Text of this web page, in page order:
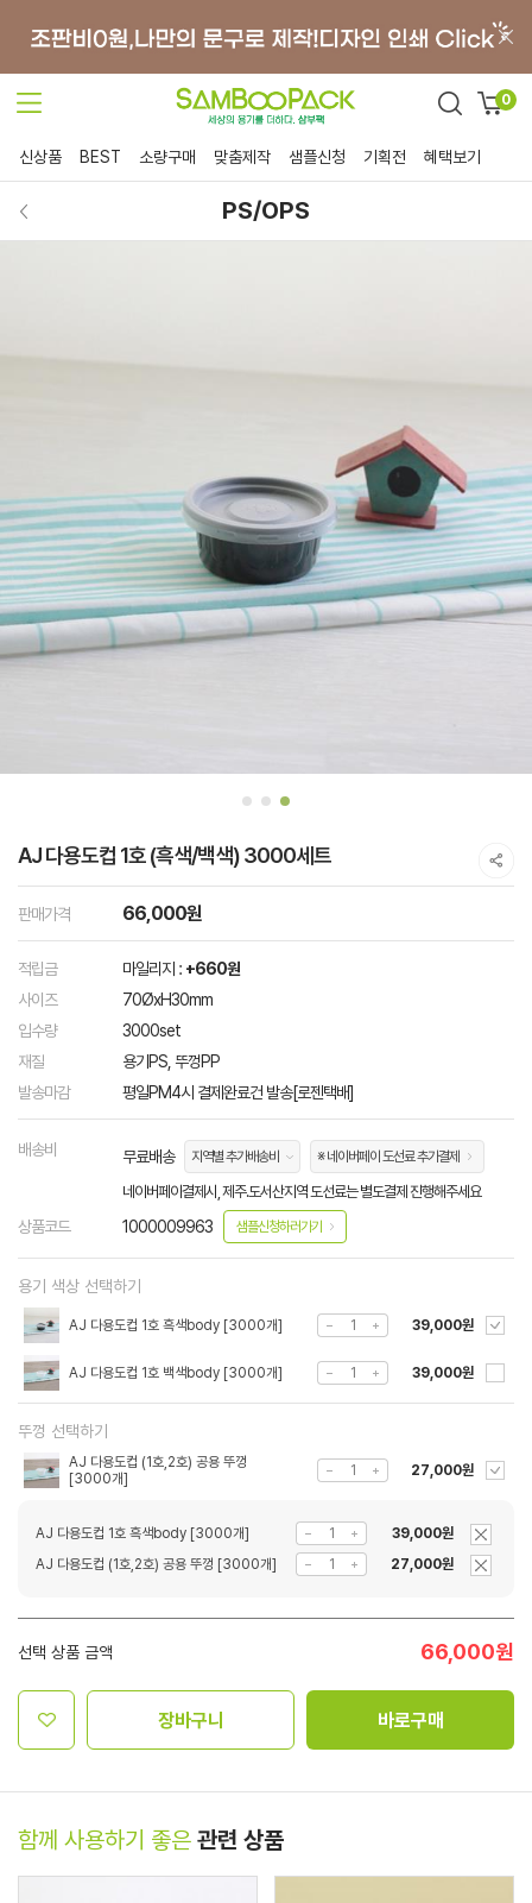
0
신상품 BEST 소량구매 맞춤제작 샘플신청 기획전 혜택보기
PS/OPS
AJ 다용도컵 1호 (흑색/백색) 3000세트
판매가격 66,000원
적립금 마일리지 : +660원
사이즈
70ØxH30mm
입수량
3000set
재질
용기PS, 뚜껑PP
발송마감
평일PM4시 결제완료건 발송[로젠택배]
배송비 무료배송 지역별 추가배송비 ※ 네이버페이 도선료 추가결제
네이버페이결제시, 제주.도서산지역 도선료는 별도결제 진행해주세요
상품코드 1000009963 샘플신청하러가기
용기 색상 선택하기
AJ 다용도컵 1호 흑색body [3000개] 39,000원
AJ 다용도컵 1호 백색body [3000개] 39,000원
뚜껑 선택하기
AJ 다용도컵 (1호,2호) 공용 뚜껑
[3000개]
27,000원
AJ 다용도컵 1호 흑색body [3000개]
39,000원
AJ 다용도컵 (1호,2호) 공용 뚜껑 [3000개]
27,000원
선택 상품 금액 66,000원
장바구니 바로구매
함께 사용하기 좋은 관련 상품